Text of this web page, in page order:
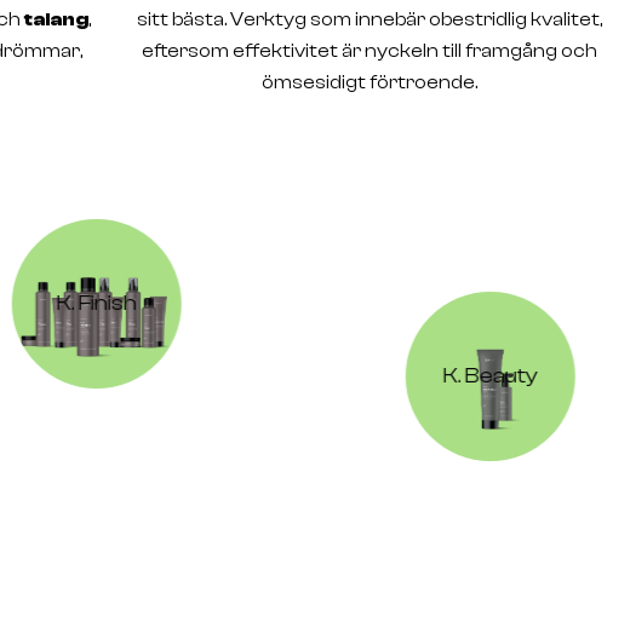
talang,
sitt bästa. Verktyg som innebär obestridlig kvalitet,
eftersom effektivitet är nyckeln till framgång och
ömsesidigt förtroende.
K. Finish
K. Beauty